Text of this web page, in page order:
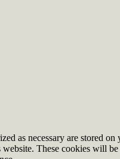
as necessary are stored on
These cookies will